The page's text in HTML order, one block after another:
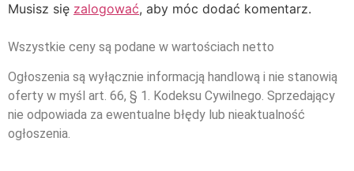
Musisz się zalogować, aby móc dodać komentarz.
Wszystkie ceny są podane w wartościach netto
Ogłoszenia są wyłącznie informacją handlową i nie stanowią
oferty w myśl art. 66, § 1. Kodeksu Cywilnego. Sprzedający
nie odpowiada za ewentualne błędy lub nieaktualność
ogłoszenia.